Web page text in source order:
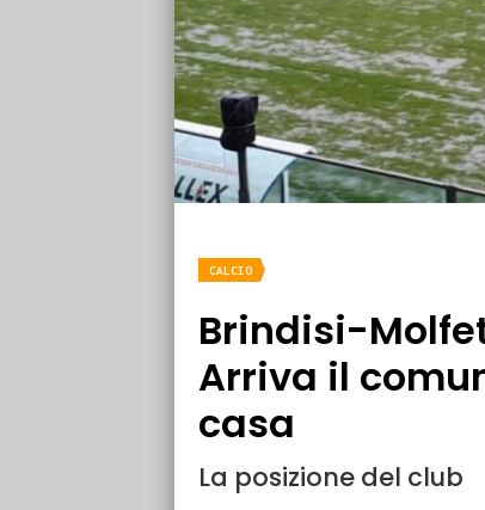
CALCIO
Brindisi-
Arriva il
casa
La posizione del club